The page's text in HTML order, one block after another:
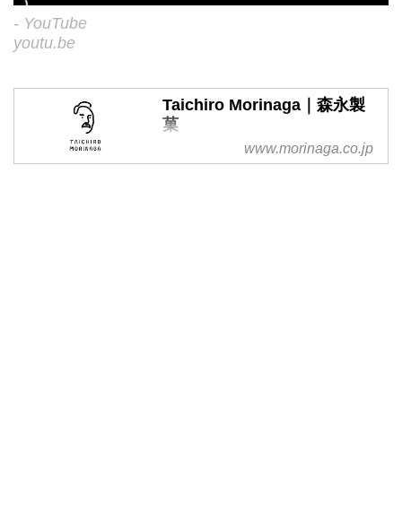
- YouTube
youtu.be
Taichiro Morinaga｜森永製
菓
“お菓子をこえる、『をかし』な
www.morinaga.co.jp